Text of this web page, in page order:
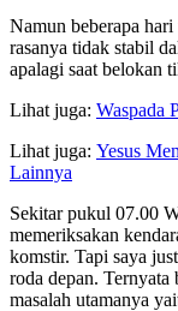
Namun beberapa
rasanya tidak stabil
apalagi saat belokan
Lihat juga: Waspada
Lihat juga: Yesus
Lainnya
Sekitar pukul 07.00
memeriksakan
komstir. Tapi saya
roda depan. Ternyata
masalah utamanya